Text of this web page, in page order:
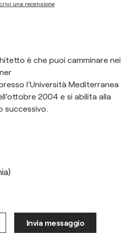
una recensione
è che puoi camminare nei
l’Università Mediterranea
2004 e si abilita alla
successivo.
Invia messaggio